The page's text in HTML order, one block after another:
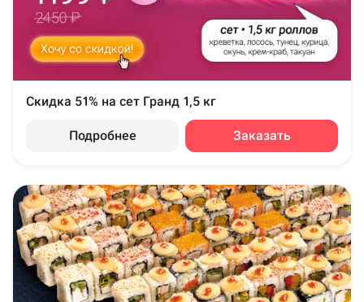
Скидка 51% на сет Гранд 1,5 кг
Подробнее Заказать